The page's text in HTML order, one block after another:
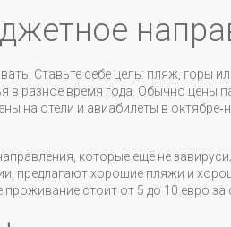
Ставьте себе цель: пляж, горы
в разное время года. Обычно цены
на отели и авиабилеты в
которые ещё не
предлагают хорошие пляжи и
стоит от 5 до 10 евро за